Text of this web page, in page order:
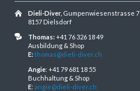
Dieli-Diver, Gumpenwiesenstrasse 7
8157 Dielsdorf
Thomas:+41 76 326 18 49
Ausbildung & Shop
E:thomas@dieli-diver.ch
Angie: +41 79 681 18 55
Buchhaltung & Shop
E: angie@dieli-diver.ch